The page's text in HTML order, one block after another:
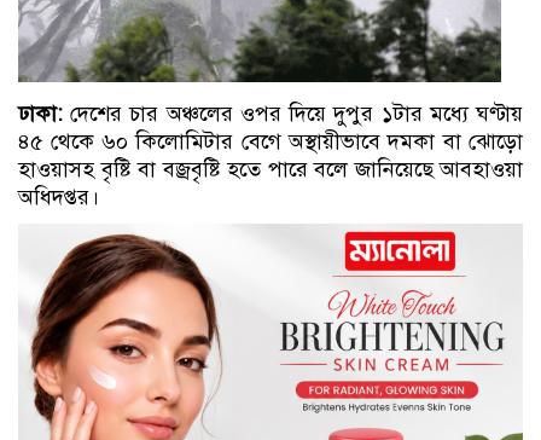
ঢাকা:দেশের চার অঞ্চলের ওপর দিয়ে দুপুর ১টার মধ্যে ঘণ্টায়
৪৫ থেকে ৬০ কিলোমিটার বেগে অস্থায়ীভাবে দমকা বা ঝোড়ো
হাওয়াসহ বৃষ্টি বা বজ্রবৃষ্টি হতে পারে বলে জানিয়েছে আবহাওয়া
অধিদপ্তর।